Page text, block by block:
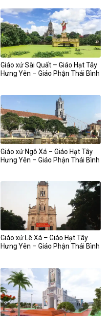
Giáo xứ Sài Quất – Giáo Hạt Tây
Hưng Yên – Giáo Phận Thái Bình
Giáo xứ Ngô Xá – Giáo Hạt Tây
Hưng Yên – Giáo Phận Thái Bình
Giáo xứ Lê Xá – Giáo Hạt Tây
Hưng Yên – Giáo Phận Thái Bình